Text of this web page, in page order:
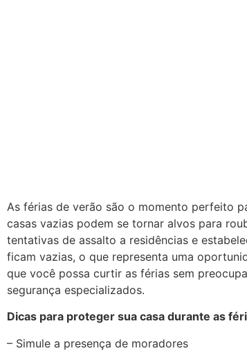
As férias de verão são o momento perfeito
casas vazias podem se tornar alvos para
tentativas de assalto a residências e
ficam vazias, o que representa uma
que você possa curtir as férias sem
segurança especializados.
Dicas para proteger sua casa durante as
– Simule a presença de moradores